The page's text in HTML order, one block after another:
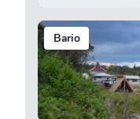
Bario